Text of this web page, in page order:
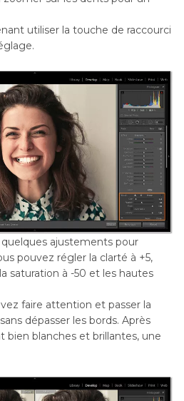
utiliser la touche de raccourci
quelques ajustements pour
pouvez régler la clarté à +5,
saturation à -50 et les hautes
faire attention et passer la
dépasser les bords. Après
bien blanches et brillantes, une